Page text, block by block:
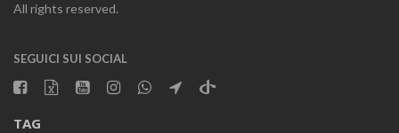
All rights reserved.
SEGUICI SUI SOCIAL
TAG